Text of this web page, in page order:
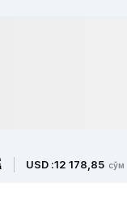
USD :12 178,85 сўм